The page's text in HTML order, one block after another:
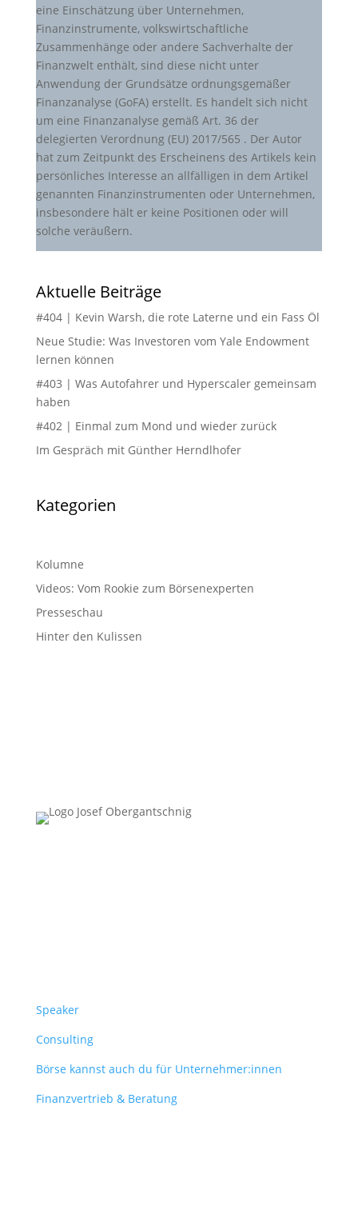
eine Einschätzung über Unternehmen,
Finanzinstrumente, volkswirtschaftliche
Zusammenhänge oder andere Sachverhalte der
Finanzwelt enthält, sind diese nicht unter
Anwendung der Grundsätze ordnungsgemäßer
Finanzanalyse (GoFA) erstellt. Es handelt sich nicht
um eine Finanzanalyse gemäß Art. 36 der
delegierten Verordnung (EU) 2017/565 . Der Autor
hat zum Zeitpunkt des Erscheinens des Artikels kein
persönliches Interesse an allfälligen in dem Artikel
genannten Finanzinstrumenten oder Unternehmen,
insbesondere hält er keine Positionen oder will
solche veräußern.
Aktuelle Beiträge
#404 | Kevin Warsh, die rote Laterne und ein Fass Öl
Neue Studie: Was Investoren vom Yale Endowment
lernen können
#403 | Was Autofahrer und Hyperscaler gemeinsam
haben
#402 | Einmal zum Mond und wieder zurück
Im Gespräch mit Günther Herndlhofer
Kategorien
Kolumne
Videos: Vom Rookie zum Börsenexperten
Presseschau
Hinter den Kulissen
Speaker
Consulting
Börse kannst auch du für Unternehmer:innen
Finanzvertrieb & Beratung